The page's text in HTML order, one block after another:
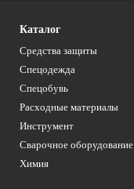
Каталог
Средства защиты
Спецодежда
Спецобувь
Расходные материалы
Инструмент
Сварочное оборудование
Химия